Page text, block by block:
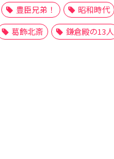
豊臣兄弟！
昭和時代
葛飾北斎 鎌倉殿の13人